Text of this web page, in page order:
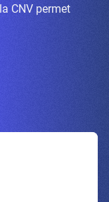
CNV permet